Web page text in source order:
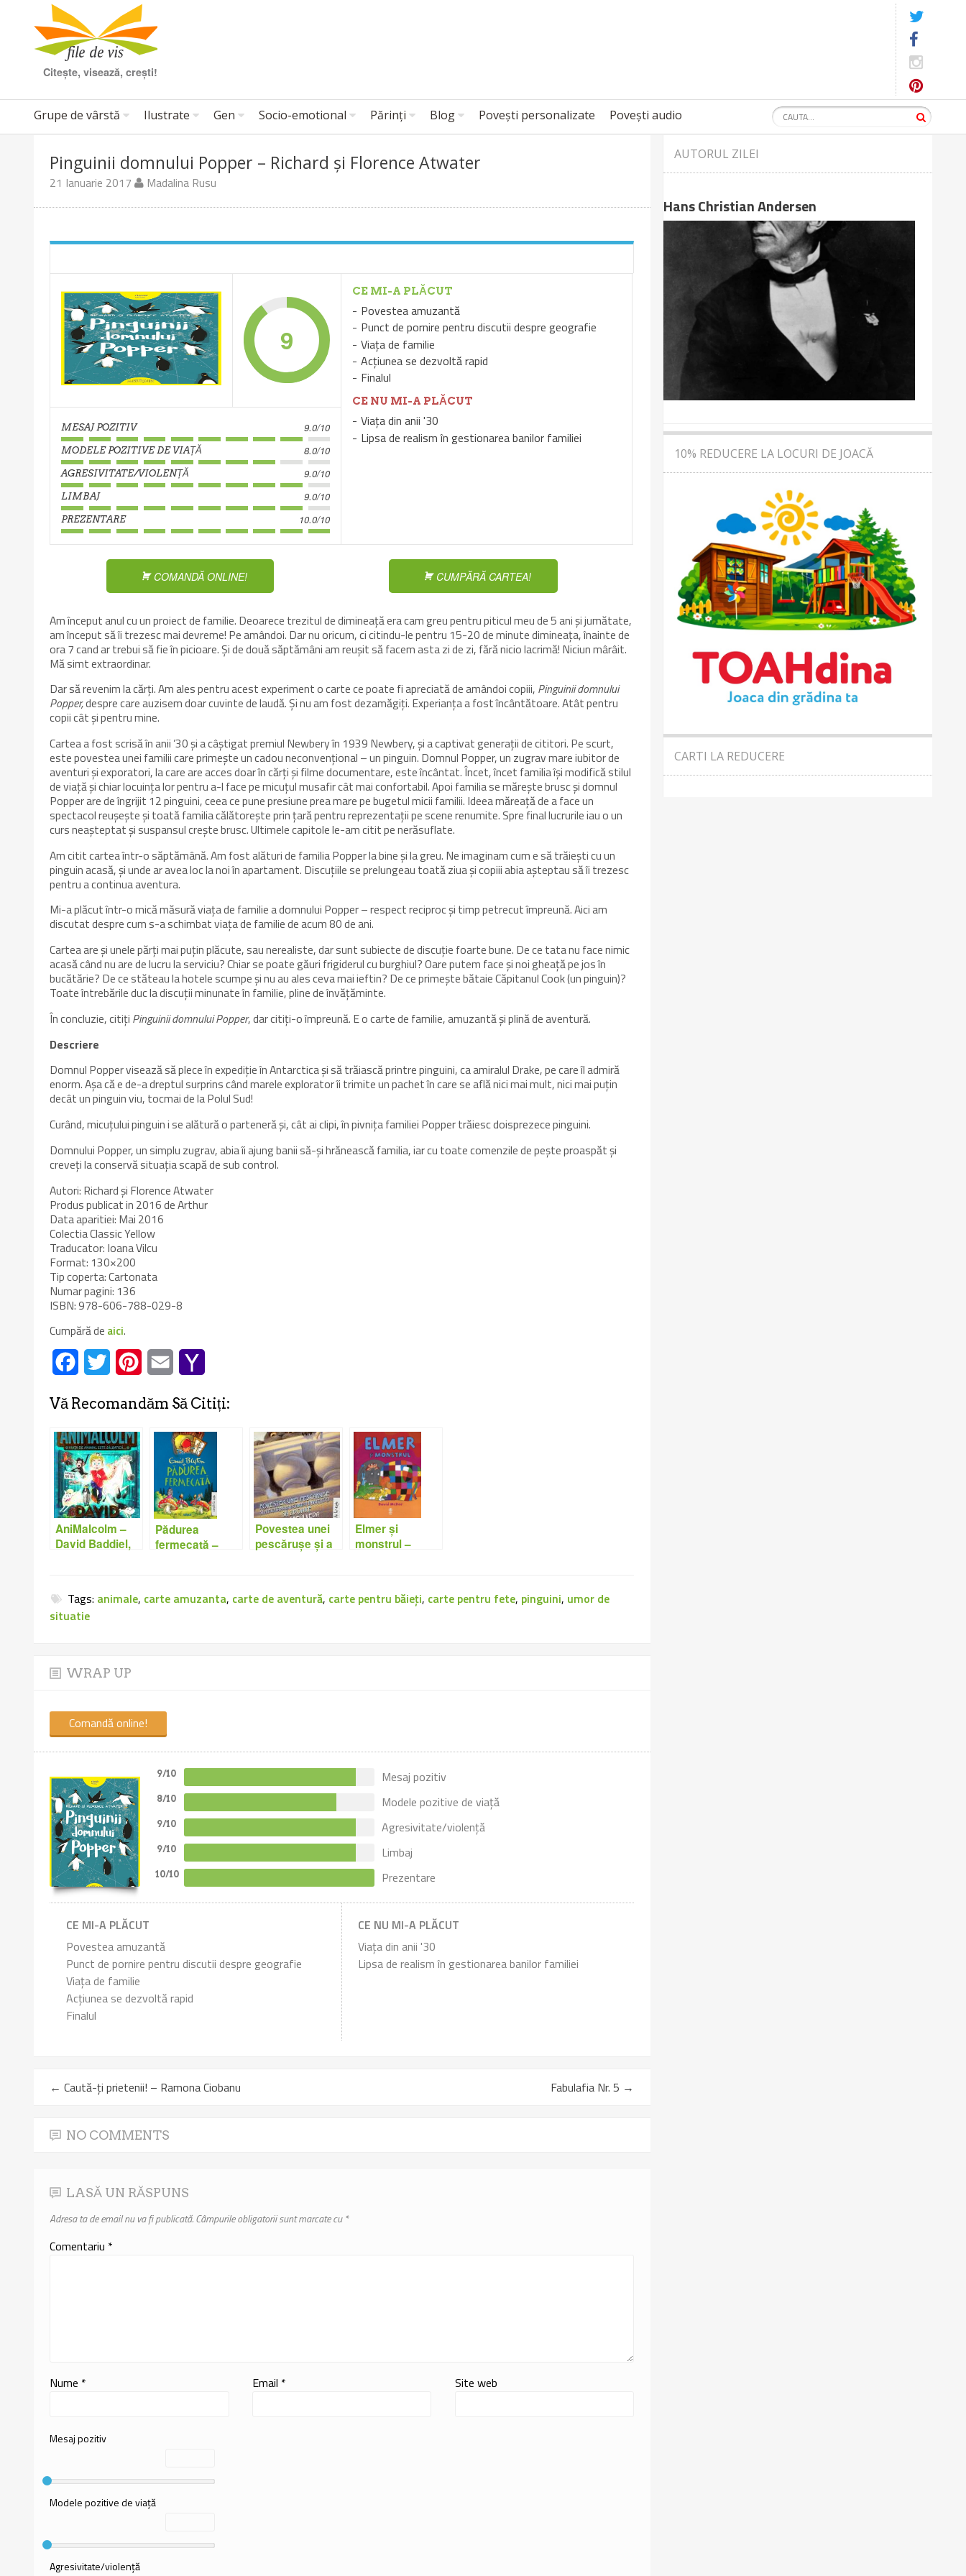
Citește, visează, crești!
Grupe de vârstă Ilustrate Gen Socio-emotional Părinți Blog Povești personalizate Povești audio
Pinguinii domnului Popper – Richard și Florence Atwater
21 Ianuarie 2017 Madalina Rusu
9
MESAJ POZITIV 9.0/10
MODELE POZITIVE DE VIAȚĂ 8.0/10
AGRESIVITATE/VIOLENȚĂ 9.0/10
LIMBAJ 9.0/10
PREZENTARE 10.0/10
CE MI-A PLĂCUT
Povestea amuzantă
Punct de pornire pentru discutii despre geografie
Viața de familie
Acțiunea se dezvoltă rapid
Finalul
CE NU MI-A PLĂCUT
Viața din anii '30
Lipsa de realism în gestionarea banilor familiei
COMANDĂ ONLINE! CUMPĂRĂ CARTEA!
Am început anul cu un proiect de familie. Deoarece trezitul de dimineață era cam greu pentru piticul meu de 5 ani și jumătate,
am început să îi trezesc mai devreme! Pe amândoi. Dar nu oricum, ci citindu-le pentru 15-20 de minute dimineața, înainte de
ora 7 cand ar trebui să fie în picioare. Și de două săptămâni am reușit să facem asta zi de zi, fără nicio lacrimă! Niciun mârâit.
Mă simt extraordinar.
Dar să revenim la cărți. Am ales pentru acest experiment o carte ce poate fi apreciată de amândoi copiii, Pinguinii domnului
Popper,despre care auzisem doar cuvinte de laudă. Și nu am fost dezamăgiți. Experianța a fost încântătoare. Atât pentru
copii cât și pentru mine.
Cartea a fost scrisă în anii ’30 și a câștigat premiul Newbery în 1939 Newbery, și a captivat generații de cititori. Pe scurt,
este povestea unei familii care primește un cadou neconvențional – un pinguin. Domnul Popper, un zugrav mare iubitor de
aventuri și exporatori, la care are acces doar în cărți și filme documentare, este încântat. Încet, încet familia își modifică stilul
de viață și chiar locuința lor pentru a-l face pe micuțul musafir cât mai confortabil. Apoi familia se mărește brusc și domnul
Popper are de îngrijit 12 pinguini, ceea ce pune presiune prea mare pe bugetul micii familii. Ideea măreață de a face un
spectacol reușește și toată familia călătorește prin țară pentru reprezentații pe scene renumite. Spre final lucrurile iau o un
curs neașteptat și suspansul crește brusc. Ultimele capitole le-am citit pe nerăsuflate.
Am citit cartea într-o săptămână. Am fost alături de familia Popper la bine și la greu. Ne imaginam cum e să trăiești cu un
pinguin acasă, și unde ar avea loc la noi în apartament. Discuțiile se prelungeau toată ziua și copiii abia așteptau să îi trezesc
pentru a continua aventura.
Mi-a plăcut într-o mică măsură viața de familie a domnului Popper – respect reciproc și timp petrecut împreună. Aici am
discutat despre cum s-a schimbat viața de familie de acum 80 de ani.
Cartea are și unele părți mai puțin plăcute, sau nerealiste, dar sunt subiecte de discuție foarte bune. De ce tata nu face nimic
acasă când nu are de lucru la serviciu? Chiar se poate găuri frigiderul cu burghiul? Oare putem face și noi gheață pe jos în
bucătărie? De ce stăteau la hotele scumpe și nu au ales ceva mai ieftin? De ce primește bătaie Căpitanul Cook (un pinguin)?
Toate întrebările duc la discuții minunate în familie, pline de învățăminte.
În concluzie, citiți Pinguinii domnului Popper, dar citiți-o împreună. E o carte de familie, amuzantă și plină de aventură.
Descriere
Domnul Popper visează să plece în expediție în Antarctica și să trăiască printre pinguini, ca amiralul Drake, pe care îl admiră
enorm. Așa că e de-a dreptul surprins când marele explorator îi trimite un pachet în care se află nici mai mult, nici mai puțin
decât un pinguin viu, tocmai de la Polul Sud!
Curând, micuțului pinguin i se alătură o parteneră și, cât ai clipi, în pivnița familiei Popper trăiesc doisprezece pinguini.
Domnului Popper, un simplu zugrav, abia îi ajung banii să-și hrănească familia, iar cu toate comenzile de pește proaspăt și
creveți la conservă situația scapă de sub control.
Autori: Richard și Florence Atwater
Produs publicat in 2016 de Arthur
Data aparitiei: Mai 2016
Colectia Classic Yellow
Traducator: Ioana Vilcu
Format: 130×200
Tip coperta: Cartonata
Numar pagini: 136
ISBN: 978-606-788-029-8
Cumpără de aici.
Facebook
Twitter PinterestEmail
Vă Recomandăm Să Citiți:
AniMalcolm –
David Baddiel,
Pădurea
fermecată –
Povestea unei
pescărușe și a
Sepúlveda
Elmer și
monstrul –
Tags: animale, carte amuzanta, carte de aventură, carte pentru băieți, carte pentru fete, pinguini, umor de
situatie
WRAP UP
Comandă online!
9/10 Mesaj pozitiv
8/10 Modele pozitive de viață
9/10 Agresivitate/violență
9/10 Limbaj
10/10 Prezentare
CE MI-A PLĂCUT
Povestea amuzantă
Punct de pornire pentru discutii despre geografie
Viața de familie
Acțiunea se dezvoltă rapid
Finalul
CE NU MI-A PLĂCUT
Viața din anii '30
Lipsa de realism în gestionarea banilor familiei
← Caută-ți prietenii! – Ramona Ciobanu Fabulafia Nr. 5 →
NO COMMENTS
LASĂ UN RĂSPUNS
Adresa ta de email nu va fi publicată.Câmpurile obligatorii sunt marcate cu*
Comentariu *
Nume * Email * Site web
Mesaj pozitiv
Modele pozitive de viață
Agresivitate/violență
AUTORUL ZILEI
Hans Christian Andersen
10% REDUCERE LA LOCURI DE JOACĂ
CARTI LA REDUCERE